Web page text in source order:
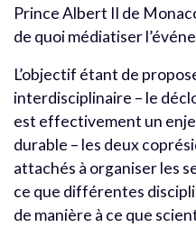
Prince Albert II de
de quoi médiatiser
L’objectif étant de
interdisciplinaire – le
est effectivement un
durable – les deux
attachés à organiser les
ce que différentes
de manière à ce que